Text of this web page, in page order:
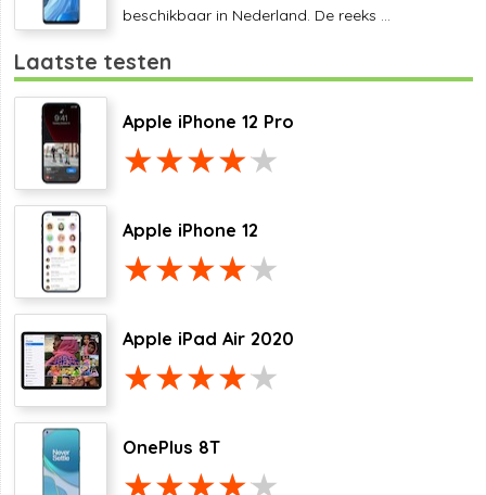
beschikbaar in Nederland. De reeks ...
Laatste testen
Apple iPhone 12 Pro
Apple iPhone 12
Apple iPad Air 2020
OnePlus 8T